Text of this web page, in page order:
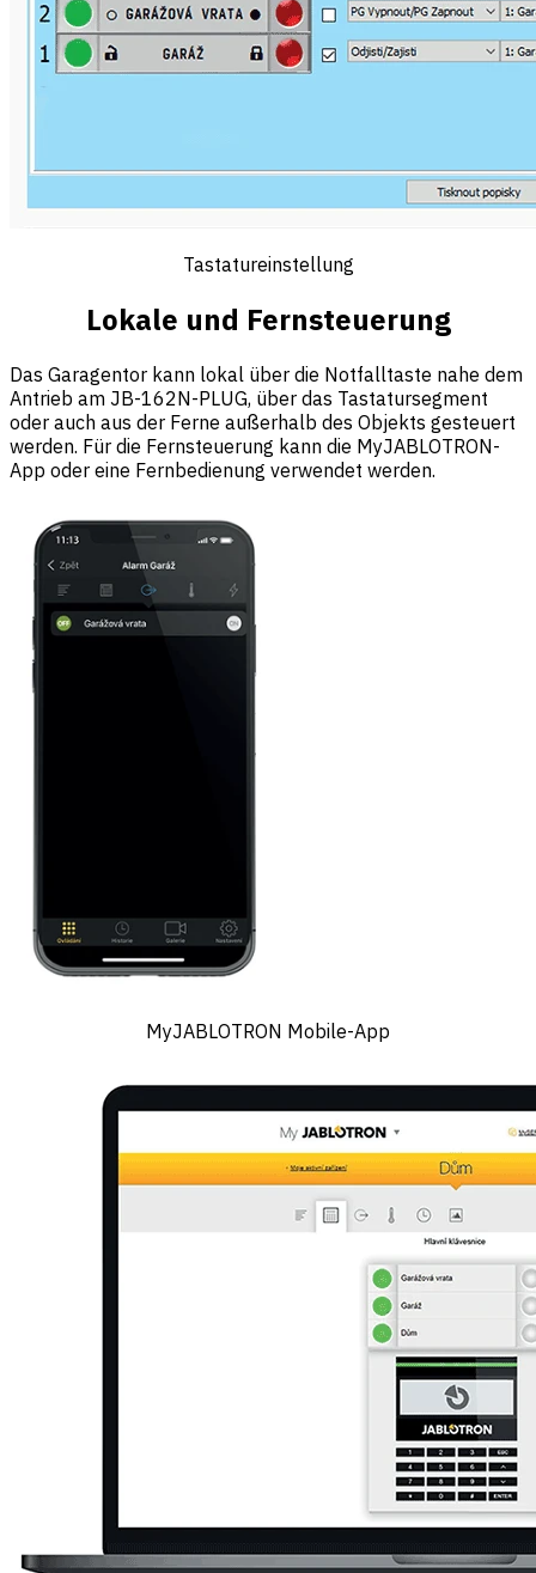
Tastatureinstellung
Lokale und Fernsteuerung
Das Garagentor kann lokal über die Notfalltaste nahe dem
Antrieb am JB-162N-PLUG, über das Tastatursegment
oder auch aus der Ferne außerhalb des Objekts gesteuert
werden. Für die Fernsteuerung kann die MyJABLOTRON-
App oder eine Fernbedienung verwendet werden.
MyJABLOTRON Mobile-App